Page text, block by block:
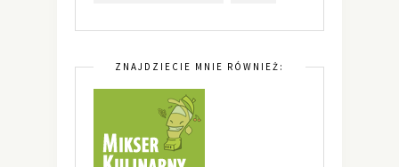
ZNAJDZIECIE MNIE RÓWNIEŻ: